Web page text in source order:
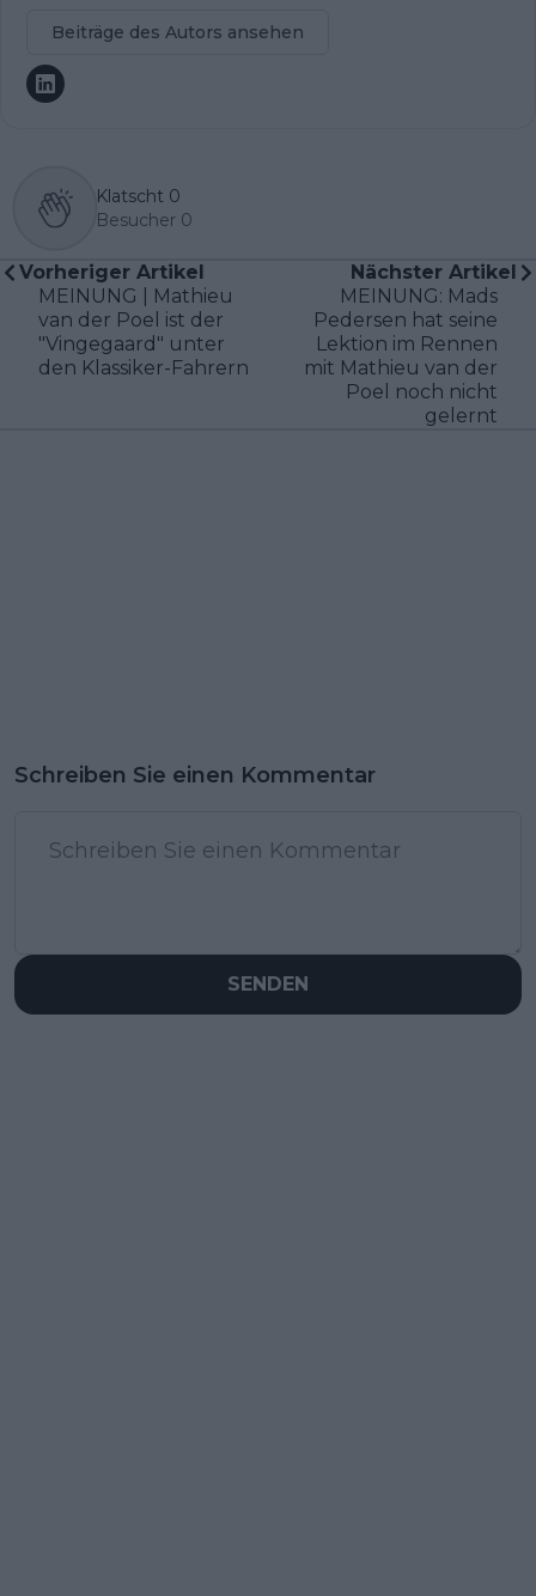
Beiträge des Autors ansehen
Klatscht 0
Besucher 0
Vorheriger Artikel
MEINUNG | Mathieu
van der Poel ist der
"Vingegaard" unter
den Klassiker-Fahrern
Nächster Artikel
MEINUNG: Mads
Pedersen hat seine
Lektion im Rennen
mit Mathieu van der
Poel noch nicht
gelernt
Schreiben Sie einen Kommentar
SENDEN